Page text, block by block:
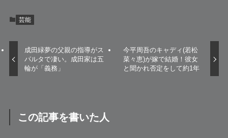
芸能
成田緑夢の父親の指導がス
パルタで凄い。成田家は五
輪が「義務」
今平周吾のキャディ(若松
菜々恵)が嫁で結婚！彼女
と聞かれ否定をして約1年
この記事を書いた人